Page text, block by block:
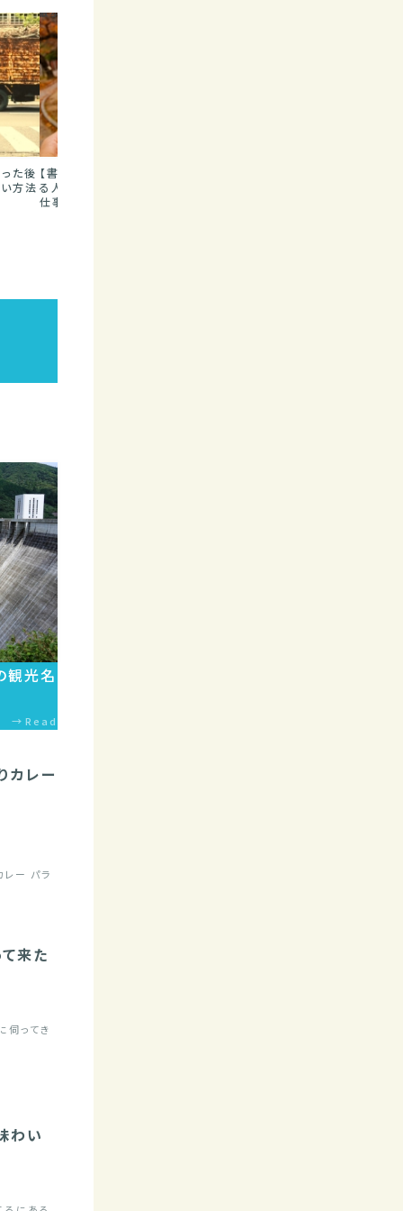
興味あ
りの
ローカルネタ
福岡市内住みの僕が良く
行く、深夜も営業中の飲食
店８選
観光名
Read
カレー
レー パラ
来た
伺ってき
わい